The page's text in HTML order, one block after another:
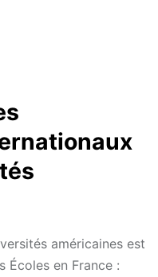
américaines est
Écoles en France :